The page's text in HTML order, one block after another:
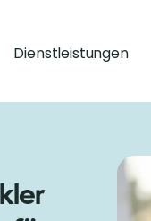
Dienstleistungen